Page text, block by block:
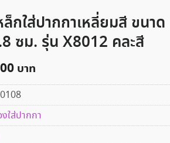
กใส่ปากกาเหลี่ยมสี ขนาด
ซม. รุ่น X8012 คละสี
ใส่ปากกา